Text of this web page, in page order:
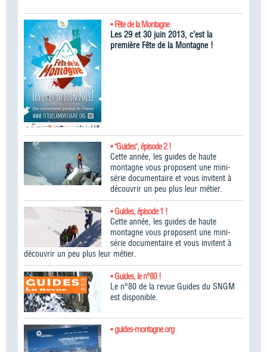
• Fête de la Montagne
Les 29 et 30 juin 2013, c’est la
première Fête de la Montagne !
• "Guides", épisode 2 !
Cette année, les guides de haute
montagne vous proposent une mini-
série documentaire et vous invitent à
découvrir un peu plus leur métier.
• Guides, épisode 1 !
Cette année, les guides de haute
montagne vous proposent une mini-
série documentaire et vous invitent à
découvrir un peu plus leur métier.
• Guides, le n°80 !
Le n°80 de la revue Guides du SNGM
est disponible.
• guides-montagne.org